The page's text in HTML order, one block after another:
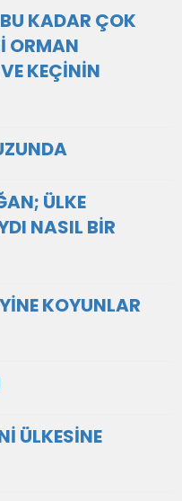
KADAR ÇOK
ORMAN
KEÇİNİN
ÜLKE
NASIL BİR
KOYUNLAR
ÜLKESİNE